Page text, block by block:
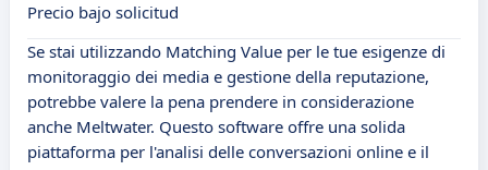
Precio bajo solicitud
Se stai utilizzando Matching Value per le tue esigenze di
monitoraggio dei media e gestione della reputazione,
potrebbe valere la pena prendere in considerazione
anche Meltwater. Questo software offre una solida
piattaforma per l'analisi delle conversazioni online e il